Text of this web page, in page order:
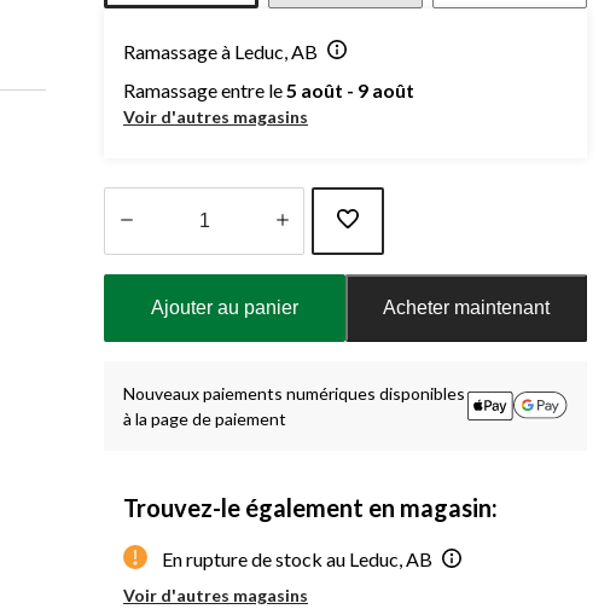
Ramassage à Leduc, AB
Ramassage entre le 5 août - 9 août
Voir d'autres magasins
Ajouter au panier Acheter maintenant
Nouveaux paiements numériques disponibles
à la page de paiement
Trouvez-le également en magasin:
En rupture de stock au Leduc, AB
Voir d'autres magasins